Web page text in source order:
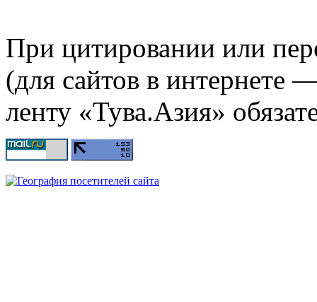
При цитировании или
(для сайтов в интернете
ленту «Тува.Азия»